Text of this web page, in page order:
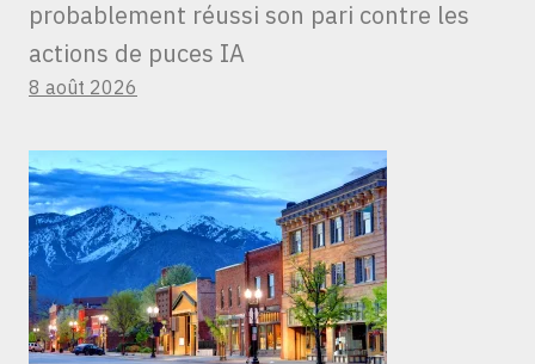
probablement réussi son pari contre les
actions de puces IA
8 août 2026